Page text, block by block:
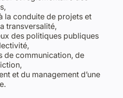
la conduite de projets et
transversalité,
des politiques publiques
de communication, de
et du management d’une